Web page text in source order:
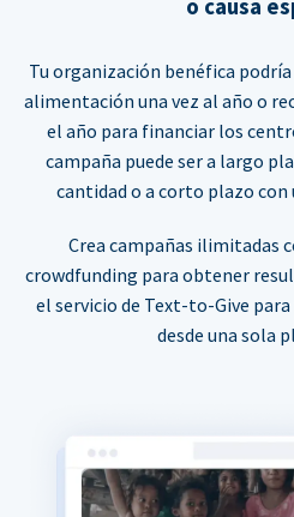
o causa
Tu organización benéfica
alimentación una vez al año o
el año para financiar los
campaña puede ser a largo
cantidad o a corto plazo
Crea campañas ilimitadas
crowdfunding para obtener
el servicio de Text-to-Give
desde una sola